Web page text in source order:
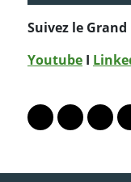
Suivez le
Youtube I
Lien vers le
Lien vers
Lien